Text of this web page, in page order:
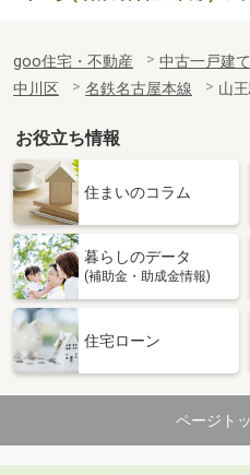
goo住宅・不動産 中古一戸建て
中川区
名鉄名古屋本線 山
お役立ち情報
住まいのコラム
暮らしのデータ
(補助金・助成金情報)
住宅ローン
ページト